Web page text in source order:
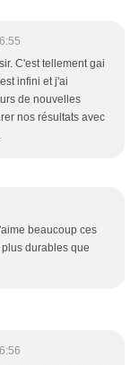
C'est tellement gai
infini et j'ai
de nouvelles
nos résultats avec
beaucoup ces
durables que